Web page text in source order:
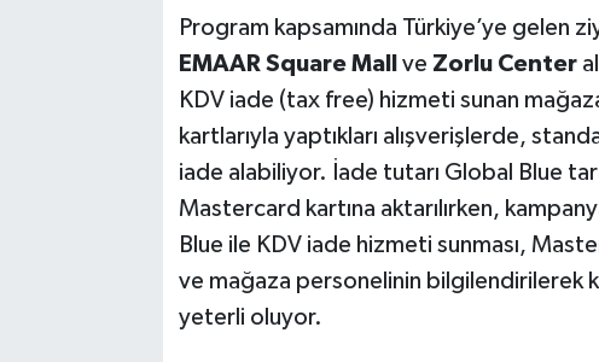
Program kapsamında Türkiye’ye gelen
EMAAR Square Mall
ve Zorlu Center
KDV iade (tax free) hizmeti sunan
kartlarıyla yaptıkları alışverişlerde,
iade alabiliyor. İade tutarı Global Blue
Mastercard kartına aktarılırken,
Blue ile KDV iade hizmeti sunması,
ve mağaza personelinin bilgilendirilerek
yeterli oluyor.